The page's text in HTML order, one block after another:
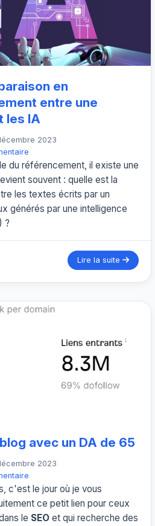
en
entre une
les IA
2023
du référencement, il existe une
souvent : quelle est la
les textes écrits par un
générés par une intelligence
?
Lire la suite
avec un DA de 65
2023
c'est le jour où je vous
ce petit lien pour ceux
le SEO et qui recherche des